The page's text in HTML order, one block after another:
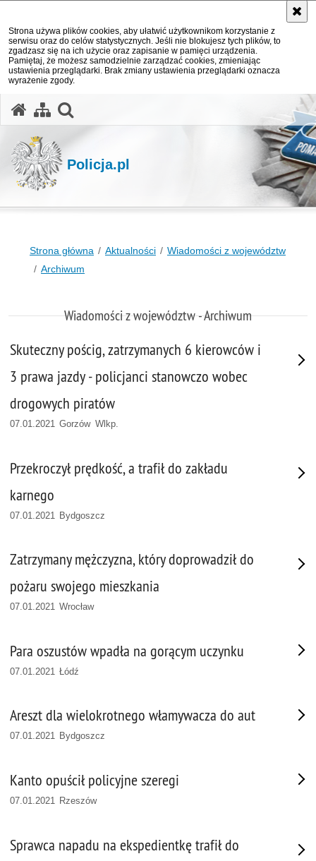
Strona używa plików cookies, aby ułatwić użytkownikom korzystanie z
serwisu oraz do celów statystycznych. Jeśli nie blokujesz tych plików, to
zgadzasz się na ich użycie oraz zapisanie w pamięci urządzenia.
Pamiętaj, że możesz samodzielnie zarządzać cookies, zmieniając
ustawienia przeglądarki. Brak zmiany ustawienia przeglądarki oznacza
wyrażenie zgody.
Policja.pl
Strona główna Aktualności
Wiadomości z województw
Archiwum
Wiadomości z województw - Archiwum
Skuteczny pościg, zatrzymanych 6 kierowców i
3 prawa jazdy - policjanci stanowczo wobec
drogowych piratów
07.01.2021 Gorzów Wlkp.
Przekroczył prędkość, a trafił do zakładu
karnego
07.01.2021 Bydgoszcz
Zatrzymany mężczyzna, który doprowadził do
pożaru swojego mieszkania
07.01.2021 Wrocław
Para oszustów wpadła na gorącym uczynku
07.01.2021 Łódź
Areszt dla wielokrotnego włamywacza do aut
07.01.2021 Bydgoszcz
Kanto opuścił policyjne szeregi
07.01.2021 Rzeszów
Sprawca napadu na ekspedientkę trafił do